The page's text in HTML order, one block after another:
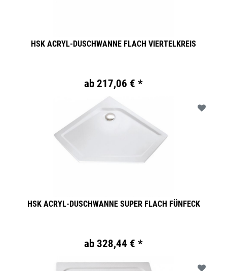
HSK ACRYL-DUSCHWANNE FLACH VIERTELKREIS
ab 217,06 € *
HSK ACRYL-DUSCHWANNE SUPER FLACH FÜNFECK
ab 328,44 € *